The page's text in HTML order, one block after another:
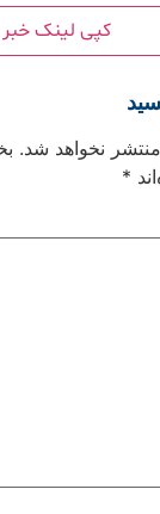
کپی لینک خبر
نخواهد شد.
*